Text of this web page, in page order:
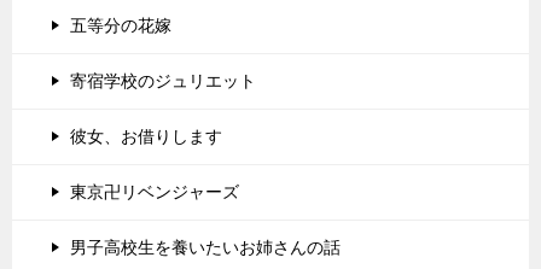
五等分の花嫁
寄宿学校のジュリエット
彼女、お借りします
東京卍リベンジャーズ
男子高校生を養いたいお姉さんの話